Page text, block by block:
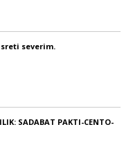
severim.
SADABAT PAKTI-CENTO-